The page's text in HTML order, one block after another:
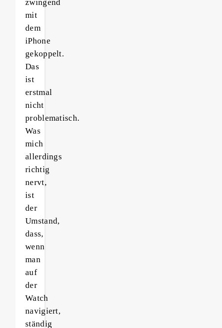
zwingend
mit
dem
iPhone
gekoppelt.
Das
ist
erstmal
nicht
problematisch.
Was
mich
allerdings
richtig
nervt,
ist
der
Umstand,
dass,
wenn
man
auf
der
Watch
navigiert,
ständig